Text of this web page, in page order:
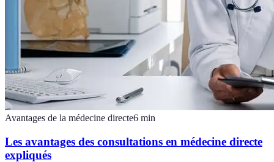
Avantages de la médecine directe6 min
Les avantages des consultations en médecine directe
expliqués